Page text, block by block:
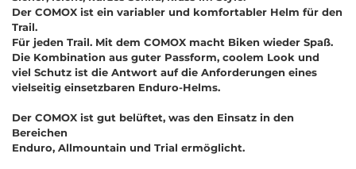
Der COMOX ist ein variabler und komfortabler Helm für den
Trail.
Für jeden Trail. Mit dem COMOX macht Biken wieder Spaß.
Die Kombination aus guter Passform, coolem Look und
viel Schutz ist die Antwort auf die Anforderungen eines
vielseitig einsetzbaren Enduro-Helms.
Der COMOX ist gut belüftet, was den Einsatz in den
Bereichen
Enduro, Allmountain und Trial ermöglicht.